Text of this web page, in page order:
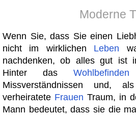
Moderne
Wenn Sie, dass Sie einen
nicht im wirklichen Leben
nachdenken, ob alles gut ist
Hinter dasWohlbefinden
Missverständnissen und,
verheiratete Frauen Traum, in
Mann bedeutet, dass sie die